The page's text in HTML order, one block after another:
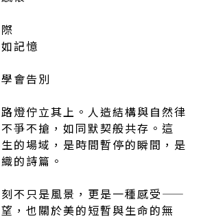
記憶
會告別
燈佇立其上。人造結構與自然律
爭不搶，如同默契般共存。這
的場域，是時間暫停的瞬間，是
的詩篇。
刻不只是風景，更是一種感受——
，也關於美的短暫與生命的無